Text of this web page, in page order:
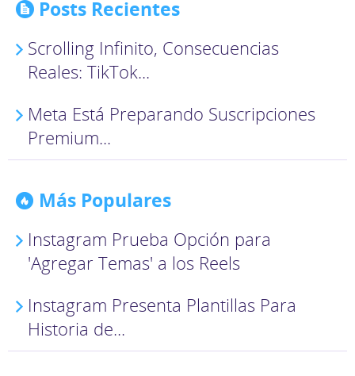
Posts Recientes
Scrolling Infinito, Consecuencias
Reales: TikTok...
Meta Está Preparando Suscripciones
Premium...
Más Populares
Instagram Prueba Opción para
'Agregar Temas' a los Reels
Instagram Presenta Plantillas Para
Historia de...